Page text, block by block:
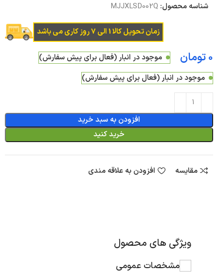
شناسه محصول: MJJXLSD002Q
زمان تحویل کالا 1 الی 7 روز کاری می باشد
تومان
موجود در انبار (فعال برای پیش سفارش)
موجود در انبار (فعال برای پیش سفارش)
افزودن به سبد خرید
خرید کنید
مقایسه افزودن به علاقه مندی
ویژگی های محصول
مشخصات عمومی